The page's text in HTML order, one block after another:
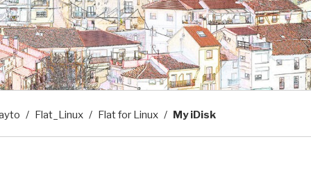
Flat_Linux Flat for Linux My iDisk